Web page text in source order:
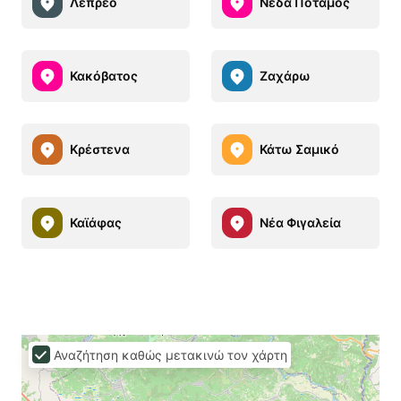
Κακόβατος Ζαχάρω
Κρέστενα Κάτω Σαμικό
Καϊάφας Νέα Φιγαλεία
Αναζήτηση καθώς μετακινώ τον χάρτη